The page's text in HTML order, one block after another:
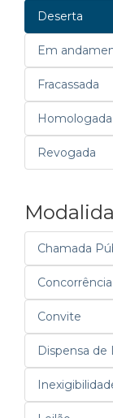
Deserta
Em
Fracassada
Homologada
Revogada
Chamada
Convite
Dispensa de